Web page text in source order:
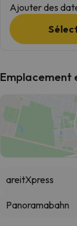
Ajouter des
Emplacement
areitXpress
Panoramabahn